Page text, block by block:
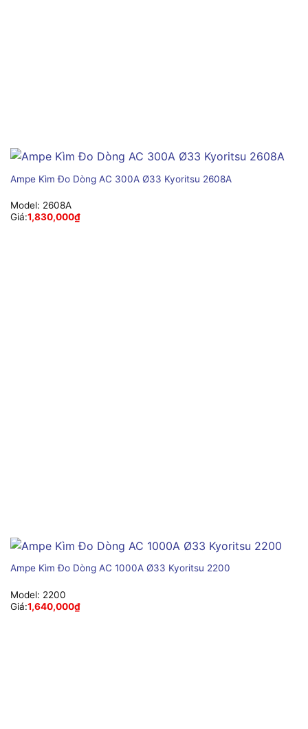
Ampe Kìm Đo Dòng AC 300A Ø33 Kyoritsu 2608A
Model: 2608A
Giá:1,830,000₫
Ampe Kìm Đo Dòng AC 1000A Ø33 Kyoritsu 2200
Model: 2200
Giá:1,640,000₫